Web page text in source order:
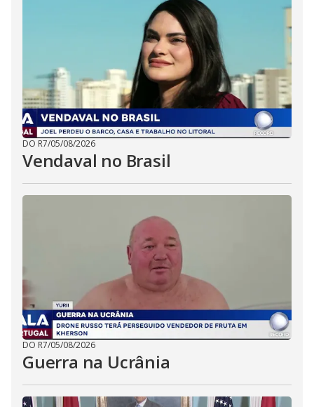
DO R7/05/08/2026
Vendaval no Brasil
DO R7/05/08/2026
Guerra na Ucrânia